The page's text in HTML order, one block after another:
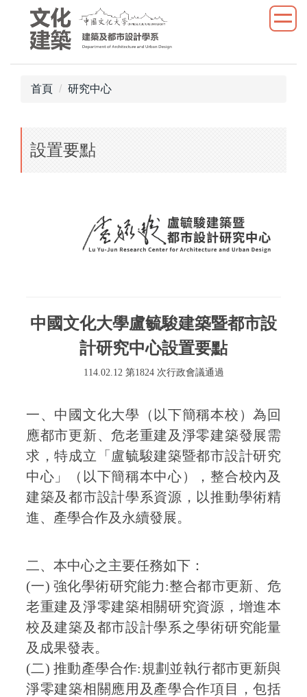
首頁 研究中心
設置要點
中國文化大學盧毓駿建築暨都市設
計研究中心設置要點
114.02.12 第1824 次行政會議通過
一、中國文化大學（以下簡稱本校）為回
應都市更新、危老重建及淨零建築發展需
求，特成立「盧毓駿建築暨都市設計研究
中心」（以下簡稱本中心），整合校內及
建築及都市設計學系資源，以推動學術精
進、產學合作及永續發展。
二、本中心之主要任務如下：
(一) 強化學術研究能力:整合都市更新、危
老重建及淨零建築相關研究資源，增進本
校及建築及都市設計學系之學術研究能量
及成果發表。
(二) 推動產學合作:規劃並執行都市更新與
淨零建築相關應用及產學合作項目，包括